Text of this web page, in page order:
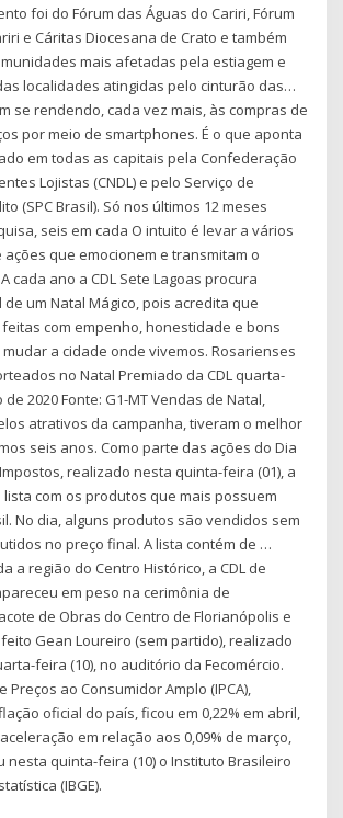
foi do Fórum das Águas do Cariri, Fórum
e Cáritas Diocesana de Crato e também
mais afetadas pela estiagem e
localidades atingidas pelo cinturão das…
se rendendo, cada vez mais, às compras de
por meio de smartphones. É o que aponta
em todas as capitais pela Confederação
Lojistas (CNDL) e pelo Serviço de
(SPC Brasil). Só nos últimos 12 meses
seis em cada O intuito é levar a vários
que emocionem e transmitam o
cada ano a CDL Sete Lagoas procura
um Natal Mágico, pois acredita que
com empenho, honestidade e bons
a cidade onde vivemos. Rosarienses
no Natal Premiado da CDL quarta-
2020 Fonte: G1-MT Vendas de Natal,
atrativos da campanha, tiveram o melhor
seis anos. Como parte das ações do Dia
realizado nesta quinta-feira (01), a
com os produtos que mais possuem
No dia, alguns produtos são vendidos sem
no preço final. A lista contém de …
a região do Centro Histórico, a CDL de
em peso na cerimônia de
de Obras do Centro de Florianópolis e
Gean Loureiro (sem partido), realizado
feira (10), no auditório da Fecomércio.
Preços ao Consumidor Amplo (IPCA),
oficial do país, ficou em 0,22% em abril,
em relação aos 0,09% de março,
nesta quinta-feira (10) o Instituto Brasileiro
(IBGE).